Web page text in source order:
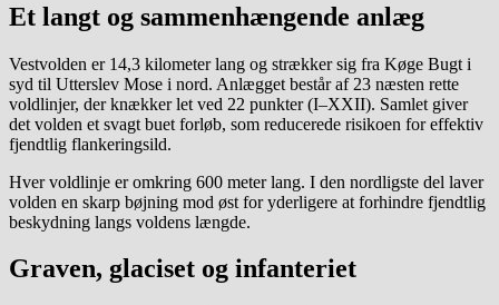
Et langt og sammenhængende anlæg
Vestvolden er 14,3 kilometer lang og strækker sig fra Køge Bugt i
syd til Utterslev Mose i nord. Anlægget består af 23 næsten rette
voldlinjer, der knækker let ved 22 punkter (I–XXII). Samlet giver
det volden et svagt buet forløb, som reducerede risikoen for effektiv
fjendtlig flankeringsild.
Hver voldlinje er omkring 600 meter lang. I den nordligste del laver
volden en skarp bøjning mod øst for yderligere at forhindre fjendtlig
beskydning langs voldens længde.
Graven, glaciset og infanteriet